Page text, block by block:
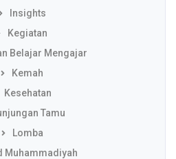
Insights
Kegiatan
Belajar Mengajar
Kemah
Kesehatan
Tamu
Lomba
Muhammadiyah